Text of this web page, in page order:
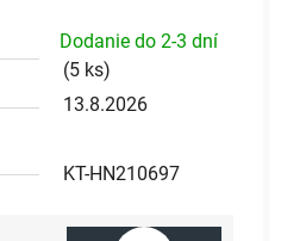
Dodanie do 2-3 dní
(5 ks)
13.8.2026
KT-HN210697